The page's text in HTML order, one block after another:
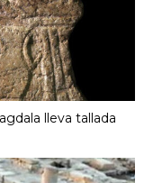
lleva tallada